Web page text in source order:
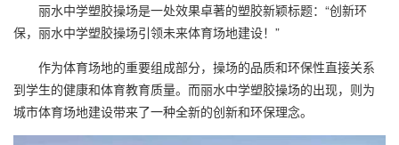
丽水中学塑胶操场是一处效果卓著的塑胶新颖标题：“创新环
保，丽水中学塑胶操场引领未来体育场地建设！”
作为体育场地的重要组成部分，操场的品质和环保性直接关系
到学生的健康和体育教育质量。而丽水中学塑胶操场的出现，则为
城市体育场地建设带来了一种全新的创新和环保理念。